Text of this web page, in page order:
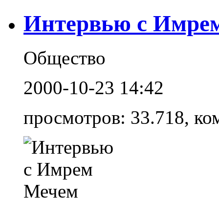
Интервью с
Общество
2000-10-23 14:42
просмотров: 33.718,